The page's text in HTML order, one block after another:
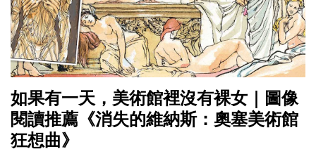
如果有一天，美術館裡沒有裸女｜圖像
閱讀推薦《消失的維納斯：奧塞美術館
狂想曲》